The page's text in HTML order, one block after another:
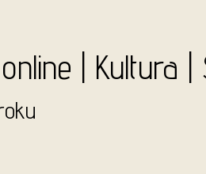
| Kultura |